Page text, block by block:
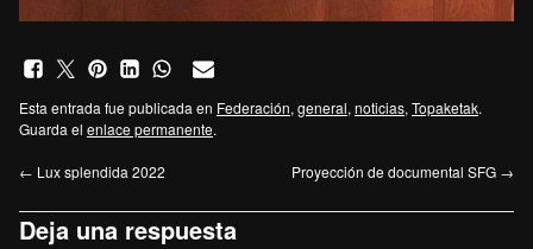
Esta entrada fue publicada en Federación,general,noticias,Topaketak.
Guarda el enlace permanente.
← Lux splendida 2022 Proyección de documental SFG →
Deja una respuesta